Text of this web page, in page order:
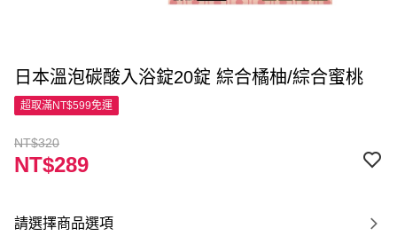
日本溫泡碳酸入浴錠20錠 綜合橘柚/綜合蜜桃
超取滿NT$599免運
NT$320
NT$289
請選擇商品選項